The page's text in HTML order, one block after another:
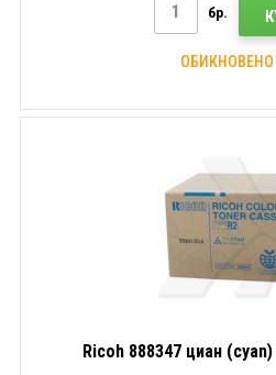
бр.
ОБИКНОВЕНО
Ricoh 888347 циан